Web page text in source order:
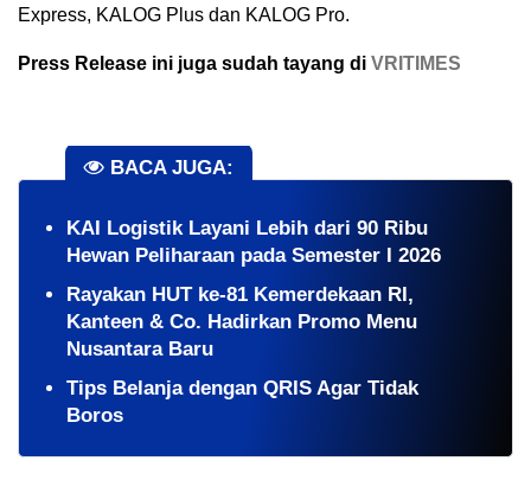
Express, KALOG Plus dan KALOG Pro.
Press Release ini juga sudah tayang di VRITIMES
BACA JUGA:
KAI Logistik Layani Lebih dari 90 Ribu
Hewan Peliharaan pada Semester I 2026
Rayakan HUT ke-81 Kemerdekaan RI,
Kanteen & Co. Hadirkan Promo Menu
Nusantara Baru
Tips Belanja dengan QRIS Agar Tidak
Boros